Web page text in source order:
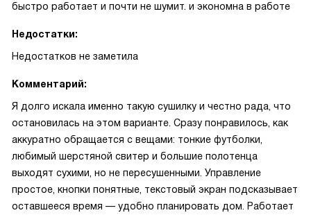
быстро работает и почти не шумит. и экономна в работе
Недостатки:
Недостатков не заметила
Комментарий:
Я долго искала именно такую сушилку и честно рада, что
остановилась на этом варианте. Сразу понравилось, как
аккуратно обращается с вещами: тонкие футболки,
любимый шерстяной свитер и большие полотенца
выходят сухими, но не пересушенными. Управление
простое, кнопки понятные, текстовый экран подсказывает
оставшееся время — удобно планировать дом. Работает